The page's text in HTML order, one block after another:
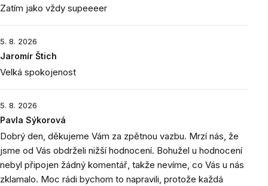
Zatím jako vždy supeeeer
5. 8. 2026
Jaromír Štich
Velká spokojenost
5. 8. 2026
Pavla Sýkorová
Dobrý den, děkujeme Vám za zpětnou vazbu. Mrzí nás, že
jsme od Vás obdrželi nižší hodnocení. Bohužel u hodnocení
nebyl připojen žádný komentář, takže nevíme, co Vás u nás
zklamalo. Moc rádi bychom to napravili, protože každá